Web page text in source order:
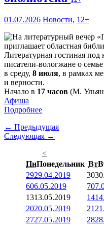
01.07.2026 Новости, 12+
Литературная гостиная
писатели-вологжане о
в среду, 8 июля, в рамках
и верности.
Начало в 17 часов (М.
Афиша
Подробнее
← Предыдущая
Следующая →
<
ПнПонедельник Вт
2929.04.2019 30
606.05.2019 7
1313.05.2019 14
2020.05.2019 21
2727.05.2019 28